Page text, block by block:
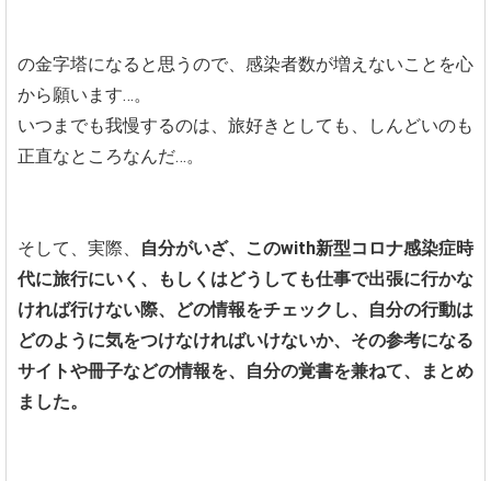
の金字塔になると思うので、感染者数が増えないことを心
から願います…。
いつまでも我慢するのは、旅好きとしても、しんどいのも
正直なところなんだ…。
そして、実際、
自分がいざ、このwith新型コロナ感染症時
代に旅行にいく、もしくはどうしても仕事で出張に行かな
ければ行けない際、どの情報をチェックし、自分の行動は
どのように気をつけなければいけないか、その参考になる
サイトや冊子などの情報を、自分の覚書を兼ねて、まとめ
ました。